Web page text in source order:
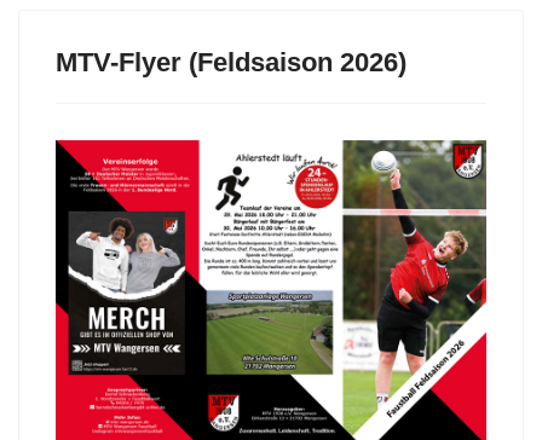
MTV-Flyer (Feldsaison 2026)